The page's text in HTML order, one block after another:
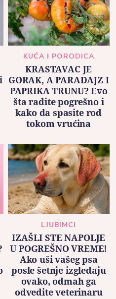
KUĆA I PORODICA
KRASTAVAC JE
GORAK, A PARADAJZ I
PAPRIKA TRUNU? Evo
šta radite pogrešno i
kako da spasite rod
tokom vrućina
LJUBIMCI
IZAŠLI STE NAPOLJE
U POGREŠNO VREME!
Ako uši vašeg psa
posle šetnje izgledaju
ovako, odmah ga
odvedite veterinaru